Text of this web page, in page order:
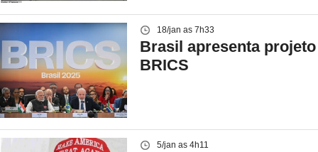
18/jan as 7h33
Brasil apresenta
BRICS
5/jan as 4h11